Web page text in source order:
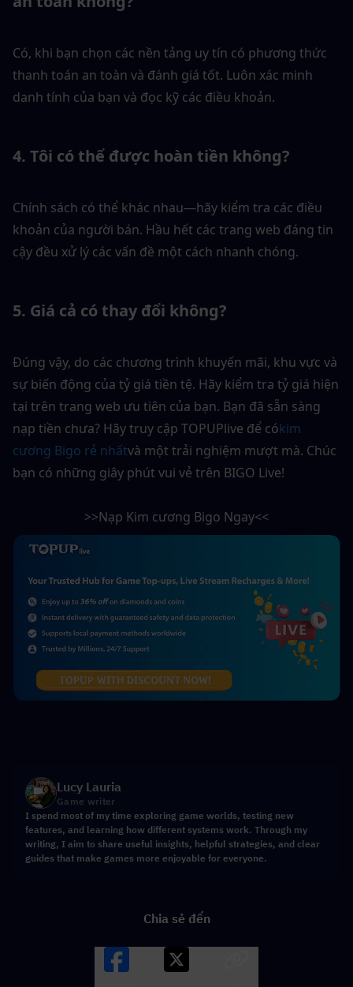
Có, khi bạn chọn các nền tảng uy tín có phương thức
thanh toán an toàn và đánh giá tốt. Luôn xác minh
danh tính của bạn và đọc kỹ các điều khoản.
4. Tôi có thể được hoàn tiền không?
Chính sách có thể khác nhau—hãy kiểm tra các điều
khoản của người bán. Hầu hết các trang web đáng tin
cậy đều xử lý các vấn đề một cách nhanh chóng.
5. Giá cả có thay đổi không?
Đúng vậy, do các chương trình khuyến mãi, khu vực và
sự biến động của tỷ giá tiền tệ. Hãy kiểm tra tỷ giá hiện
tại trên trang web ưu tiên của bạn. Bạn đã sẵn sàng
nạp tiền chưa? Hãy truy cập TOPUPlive để cókim
cương Bigo rẻ nhấtvà một trải nghiệm mượt mà. Chúc
bạn có những giây phút vui vẻ trên BIGO Live!
>>Nạp Kim cương Bigo Ngay<<
Lucy Lauria
Game writer
I spend most of my time exploring game worlds, testing new
features, and learning how different systems work. Through my
writing, I aim to share useful insights, helpful strategies, and clear
guides that make games more enjoyable for everyone.
Chia sẻ đến